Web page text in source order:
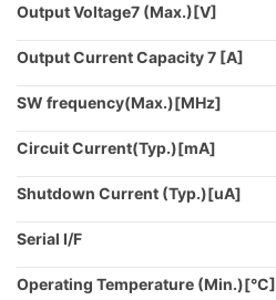
Output Voltage7 (Max.)[V]
Output Current Capacity 7 [A]
SW frequency(Max.)[MHz]
Circuit Current(Typ.)[mA]
Shutdown Current (Typ.)[uA]
Serial I/F
Operating Temperature (Min.)[°C]